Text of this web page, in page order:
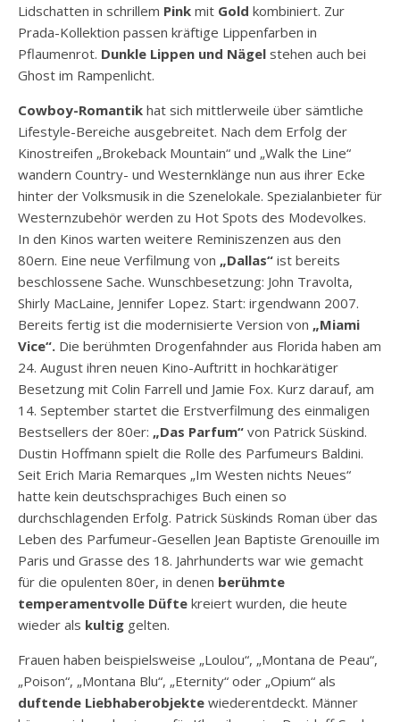
Lidschatten in schrillem Pink mit Gold kombiniert. Zur
Prada-Kollektion passen kräftige Lippenfarben in
Pflaumenrot. Dunkle Lippen und Nägel stehen auch bei
Ghost im Rampenlicht.
Cowboy-Romantik hat sich mittlerweile über sämtliche
Lifestyle-Bereiche ausgebreitet. Nach dem Erfolg der
Kinostreifen „Brokeback Mountain“ und „Walk the Line“
wandern Country- und Westernklänge nun aus ihrer Ecke
hinter der Volksmusik in die Szenelokale. Spezialanbieter für
Westernzubehör werden zu Hot Spots des Modevolkes.
In den Kinos warten weitere Reminiszenzen aus den
80ern. Eine neue Verfilmung von „Dallas“ ist bereits
beschlossene Sache. Wunschbesetzung: John Travolta,
Shirly MacLaine, Jennifer Lopez. Start: irgendwann 2007.
Bereits fertig ist die modernisierte Version von „Miami
Vice“. Die berühmten Drogenfahnder aus Florida haben am
24. August ihren neuen Kino-Auftritt in hochkarätiger
Besetzung mit Colin Farrell und Jamie Fox. Kurz darauf, am
14. September startet die Erstverfilmung des einmaligen
Bestsellers der 80er: „Das Parfum“ von Patrick Süskind.
Dustin Hoffmann spielt die Rolle des Parfumeurs Baldini.
Seit Erich Maria Remarques „Im Westen nichts Neues“
hatte kein deutschsprachiges Buch einen so
durchschlagenden Erfolg. Patrick Süskinds Roman über das
Leben des Parfumeur-Gesellen Jean Baptiste Grenouille im
Paris und Grasse des 18. Jahrhunderts war wie gemacht
für die opulenten 80er, in denen berühmte
temperamentvolle Düfte kreiert wurden, die heute
wieder als kultig gelten.
Frauen haben beispielsweise „Loulou“, „Montana de Peau“,
„Poison“, „Montana Blu“, „Eternity“ oder „Opium“ als
duftende Liebhaberobjekte wiederentdeckt. Männer